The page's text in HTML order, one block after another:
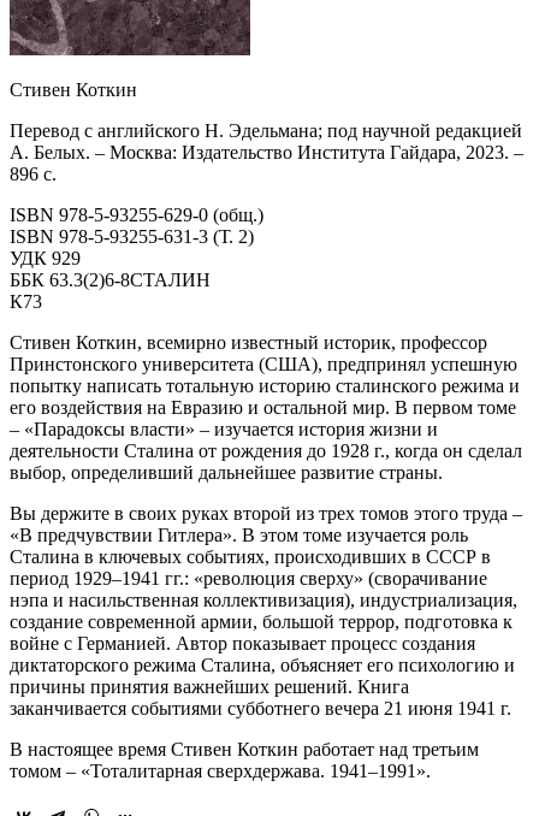
Стивен Коткин
Перевод с английского Н. Эдельмана; под научной редакцией
А. Белых. – Москва: Издательство Института Гайдара, 2023. –
896 с.
ISBN 978-5-93255-629-0 (общ.)
ISBN 978-5-93255-631-3 (Т. 2)
УДК 929
ББК 63.3(2)6-8СТАЛИН
К73
Стивен Коткин, всемирно известный историк, профессор
Принстонского университета (США), предпринял успешную
попытку написать тотальную историю сталинского режима и
его воздействия на Евразию и остальной мир. В первом томе
– «Парадоксы власти» – изучается история жизни и
деятельности Сталина от рождения до 1928 г., когда он сделал
выбор, определивший дальнейшее развитие страны.
Вы держите в своих руках второй из трех томов этого труда –
«В предчувствии Гитлера». В этом томе изучается роль
Сталина в ключевых событиях, происходивших в СССР в
период 1929–1941 гг.: «революция сверху» (сворачивание
нэпа и насильственная коллективизация), индустриализация,
создание современной армии, большой террор, подготовка к
войне с Германией. Автор показывает процесс создания
диктаторского режима Сталина, объясняет его психологию и
причины принятия важнейших решений. Книга
заканчивается событиями субботнего вечера 21 июня 1941 г.
В настоящее время Стивен Коткин работает над третьим
томом – «Тоталитарная сверхдержава. 1941–1991».